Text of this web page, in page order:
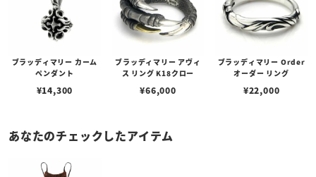
ブラッディマリー カーム
ペンダント
¥14,300
ブラッディマリー アヴィ
ス リング K18クロー
¥66,000
ブラッディマリー Order
オーダー リング
¥22,000
あなたのチェックしたアイテム